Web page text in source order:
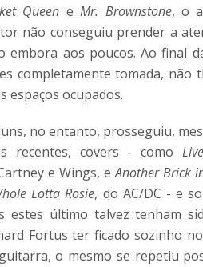
Queen eMr. Brownstone, o
não conseguiu prender a
embora aos poucos. Ao final
completamente tomada, não
espaços ocupados.
no entanto, prosseguiu,
recentes, covers - como
e Wings, eAnother Brick
Lotta Rosie, do AC/DC - e
estes último talvez tenham
Fortus ter ficado sozinho
o mesmo se repetiu